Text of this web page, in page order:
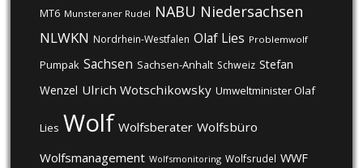
MT6 Munsteraner Rudel NABU Niedersachsen
NLWKN Nordrhein-Westfalen Olaf Lies Problemwolf
Pumpak Sachsen Sachsen-Anhalt Schweiz Stefan
Wenzel Ulrich Wotschikowsky Umweltminister Olaf
Lies Wolf Wolfsberater Wolfsbüro
Wolfsmanagement Wolfsmonitoring Wolfsrudel WWF